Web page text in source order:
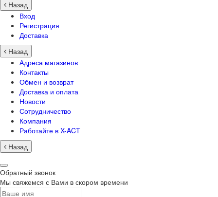
Назад
Вход
Регистрация
Доставка
Назад
Адреса магазинов
Контакты
Обмен и возврат
Доставка и оплата
Новости
Сотрудничество
Компания
Работайте в X-ACT
Назад
Обратный звонок
Мы свяжемся с Вами в скором времени